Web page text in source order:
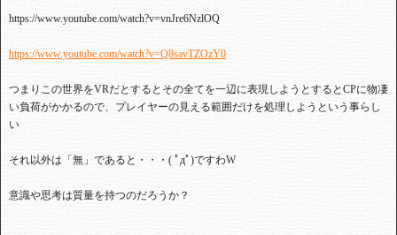
https://www.youtube.com/watch?v=vnJre6NzlOQ
https://www.youtube.com/watch?v=Q8savTZOzY0
つまりこの世界をVRだとするとその全てを一辺に表現しようとするとCPに物凄
い負荷がかかるので、プレイヤーの見える範囲だけを処理しようという事らし
い
それ以外は「無」であると・・・( ﾟдﾟ)ですわW
意識や思考は質量を持つのだろうか？